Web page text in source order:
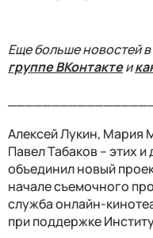
Еще больше новостей
группе ВКонтактеи
Алексей Лукин, Мария
Павел Табаков – этих
объединил новый
начале съемочного
служба онлайн-
при поддержке